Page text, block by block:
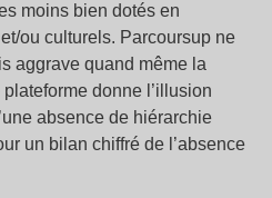
moins bien dotés en
ou culturels. Parcoursup ne
aggrave quand même la
donne l’illusion
absence de hiérarchie
un bilan chiffré de l’absence